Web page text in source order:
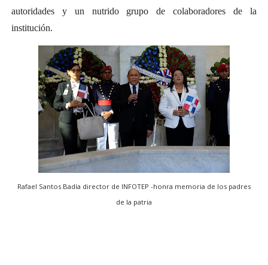
autoridades y un nutrido grupo de colaboradores de la
institución.
Rafael Santos Badía director de INFOTEP -honra memoria de los padres
de la patria